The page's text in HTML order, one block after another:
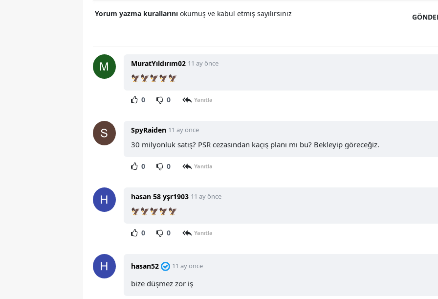
Yorum yazma kurallarını okumuş ve kabul etmiş sayılırsınız
MuratYıldırım02 11 ay önce
🦅🦅🦅🦅🦅
0 0 Yanıtla
SpyRaiden 11 ay önce
30 milyonluk satış? PSR cezasından kaçış planı mı bu? Bekleyip göreceğiz.
0 0 Yanıtla
hasan 58 yşr1903 11 ay önce
🦅🦅🦅🦅🦅
0 0 Yanıtla
hasan52 11 ay önce
bize düşmez zor iş